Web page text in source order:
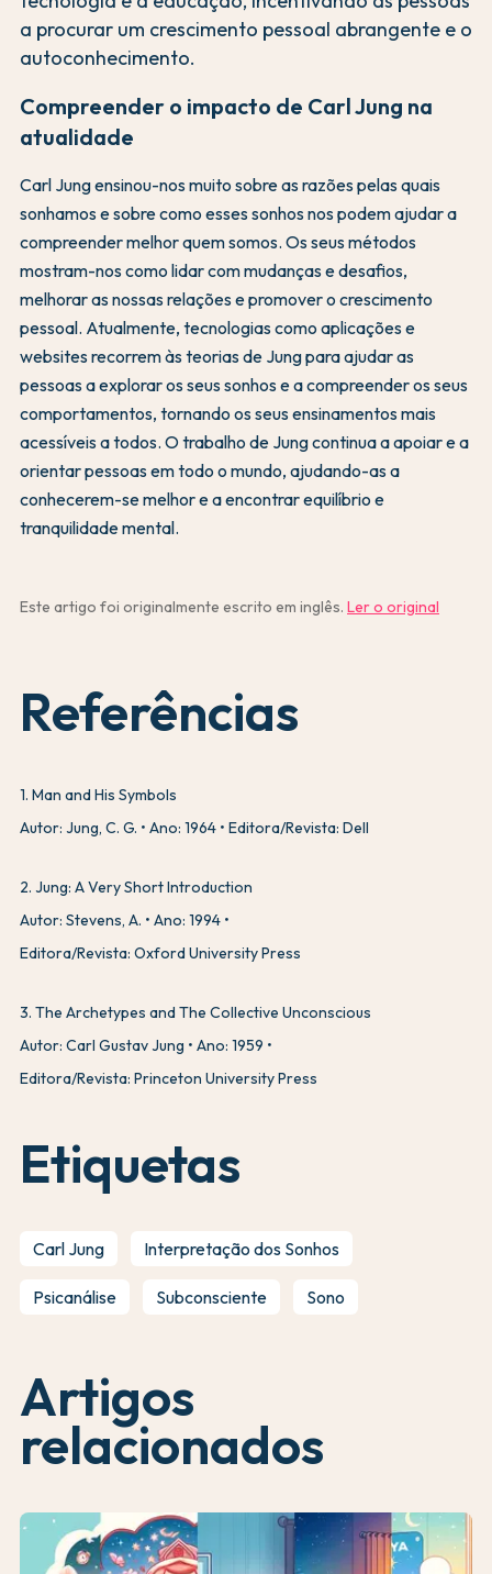
a procurar um crescimento pessoal abrangente e o
autoconhecimento.
Compreender o impacto de Carl Jung na
atualidade
Carl Jung ensinou-nos muito sobre as razões pelas quais
sonhamos e sobre como esses sonhos nos podem ajudar a
compreender melhor quem somos. Os seus métodos
mostram-nos como lidar com mudanças e desafios,
melhorar as nossas relações e promover o crescimento
pessoal. Atualmente, tecnologias como aplicações e
websites recorrem às teorias de Jung para ajudar as
pessoas a explorar os seus sonhos e a compreender os seus
comportamentos, tornando os seus ensinamentos mais
acessíveis a todos. O trabalho de Jung continua a apoiar e a
orientar pessoas em todo o mundo, ajudando-as a
conhecerem-se melhor e a encontrar equilíbrio e
tranquilidade mental.
Este artigo foi originalmente escrito em inglês. Ler o original
Referências
1. Man and His Symbols
Autor: Jung, C. G.
Ano: 1964 Editora/Revista: Dell
2. Jung: A Very Short Introduction
Autor: Stevens, A.
Ano: 1994
Editora/Revista: Oxford University Press
3. The Archetypes and The Collective Unconscious
Autor: Carl Gustav Jung
Ano: 1959
Editora/Revista: Princeton University Press
Etiquetas
Carl Jung Interpretação dos Sonhos
Psicanálise Subconsciente Sono
Artigos
relacionados